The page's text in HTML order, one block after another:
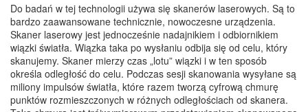
Do badań w tej technologii używa się skanerów laserowych. Są to
bardzo zaawansowane technicznie, nowoczesne urządzenia.
Skaner laserowy jest jednocześnie nadajnikiem i odbiornikiem
wiązki światła. Wiązka taka po wysłaniu odbija się od celu, który
skanujemy. Skaner mierzy czas „lotu” wiązki i w ten sposób
określa odległość do celu. Podczas sesji skanowania wysyłane są
miliony impulsów światła, które razem tworzą cyfrową chmurę
punktów rozmieszczonych w różnych odległościach od skanera.